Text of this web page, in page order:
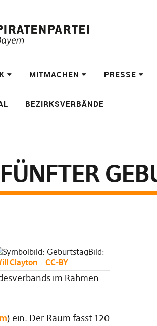
MITMACHEN PRESSE
BEZIRKSVERBÄNDE
Bild:
Clayton– CC-BY
im Rahmen
) ein. Der Raum fasst 120